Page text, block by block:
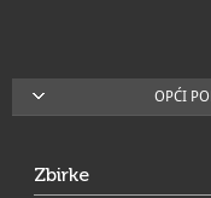
OPĆI
Zbirke